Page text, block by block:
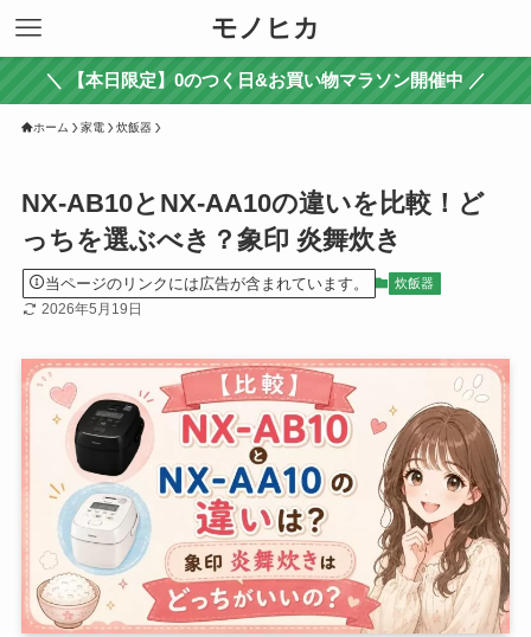
モノヒカ
＼ 【本日限定】0のつく日&お買い物マラソン開催中 ／
ホーム 家電 炊飯器
NX-AB10とNX-AA10の違いを比較！ど
っちを選ぶべき？象印 炎舞炊き
当ページのリンクには広告が含まれています。 炊飯器
2026年5月19日